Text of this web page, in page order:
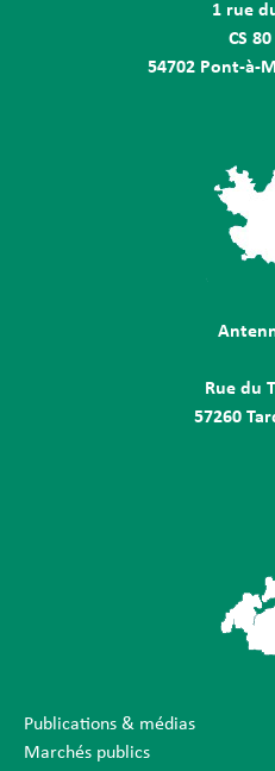
1 rue
CS
54702 Pont-à-
Rue du
57260
Publications & médias
Marchés publics